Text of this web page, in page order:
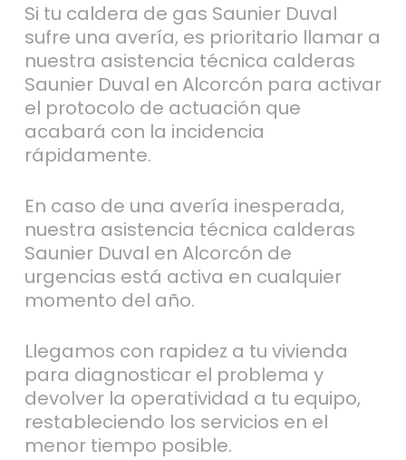
Si tu caldera de gas Saunier Duval
sufre una avería, es prioritario llamar a
nuestra asistencia técnica calderas
Saunier Duval en Alcorcón para activar
el protocolo de actuación que
acabará con la incidencia
rápidamente.
En caso de una avería inesperada,
nuestra asistencia técnica calderas
Saunier Duval en Alcorcón de
urgencias está activa en cualquier
momento del año.
Llegamos con rapidez a tu vivienda
para diagnosticar el problema y
devolver la operatividad a tu equipo,
restableciendo los servicios en el
menor tiempo posible.